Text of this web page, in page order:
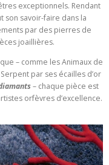
exceptionnels. Rendant
son savoir-faire dans la
par des pierres de
joaillières.
– comme les Animaux de
par ses écailles d’or
– chaque pièce est
orfèvres d’excellence.